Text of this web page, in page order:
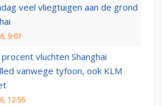
veel vliegtuigen aan de grond
9:07
vluchten Shanghai
vanwege tyfoon, ook KLM
12:55